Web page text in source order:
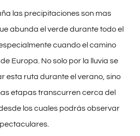
las precipitaciones son mas
abunda el verde durante todo el
cuando el camino
Europa. No solo por la lluvia se
esta ruta durante el verano, sino
etapas transcurren cerca del
los cuales podrás observar